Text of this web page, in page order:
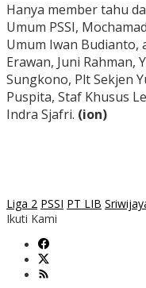
Hanya member tahu
Umum PSSI,
Umum Iwan Budianto,
Erawan, Juni Rahman,
Sungkono, Plt Sekjen
Puspita, Staf Khusus
Indra Sjafri. (ion)
Liga 2 PSSI PT LIB
Ikuti Kami